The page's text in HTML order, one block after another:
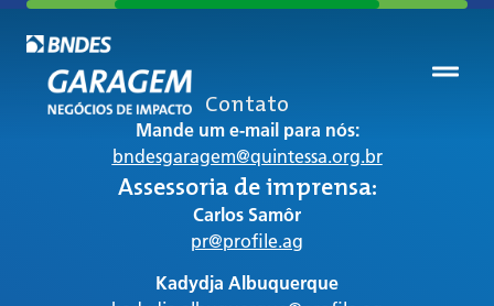
Contato
Mande um e-mail para nós:
bndesgaragem@quintessa.org.br
Assessoria de imprensa:
Carlos Samôr
pr@profile.ag
Kadydja Albuquerque